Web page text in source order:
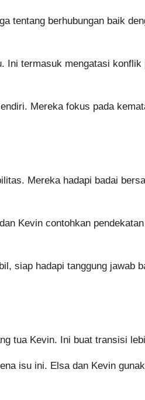
tentang berhubungan baik
Ini termasuk mengatasi konflik
Mereka fokus pada
Mereka hadapi badai
Kevin contohkan
siap hadapi tanggung jawab
tua Kevin. Ini buat transisi
isu ini. Elsa dan Kevin